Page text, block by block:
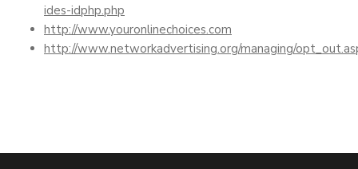
ides-idphp.php
http://www.youronlinechoices.com
http://www.networkadvertising.org/managing/